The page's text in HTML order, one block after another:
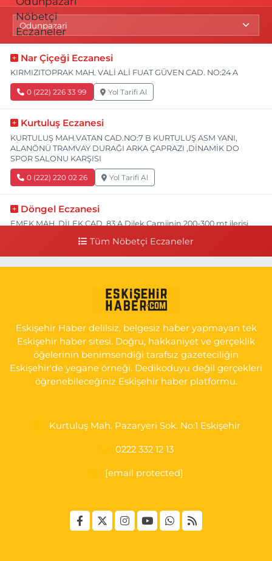
Nar Çiçeği Eczanesi
KIRMIZITOPRAK MAH. VALİ ALİ FUAT GÜVEN CAD. NO:24 A
0 (222) 226 33 99 Yol Tarifi Al
Kurtuluş Eczanesi
KURTULUŞ MAH.VATAN CAD.NO:7 B KURTULUŞ ASM YANI,
ALANÖNÜ TRAMVAY DURAĞI ARKA ÇAPRAZI ,DİNAMİK DO
SPOR SALONU KARŞISI
0 (222) 220 02 26 Yol Tarifi Al
Döngel Eczanesi
EMEK MAH. DİLEK CAD. 83 A Dilek Camiinin 200-300 mt ilerisi
İSTİKLAL MAH. ŞAİR FUZULİ CAD. NO:35 A HAVA HASTANESİ
KARŞI KÖŞESİ ŞAİR FUZULİ AİLE SAĞLIĞI MERKEZİ KARŞISI
0 (222) 230 11 31 Yol Tarifi Al
Tüm Nöbetçi Eczaneler
Eskişehir Haber delilsiz, belgesiz haber yapmayan tek
Eskişehir haber sitesi. Doğru, hakkaniyet ve gerçeklik
öğelerinin benimsendiği tarafsız gazeteciliğin
Eskişehir'de yegane örneği. Dedikoduyu değil gerçekleri
öğrenebileceğiniz Eskişehir haber platformu.
Kurtuluş Mah. Pazaryeri Sok. No:1 Eskişehir
0222 332 12 13
[email protected]